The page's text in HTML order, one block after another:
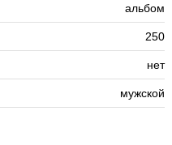
альбом
250
нет
мужской